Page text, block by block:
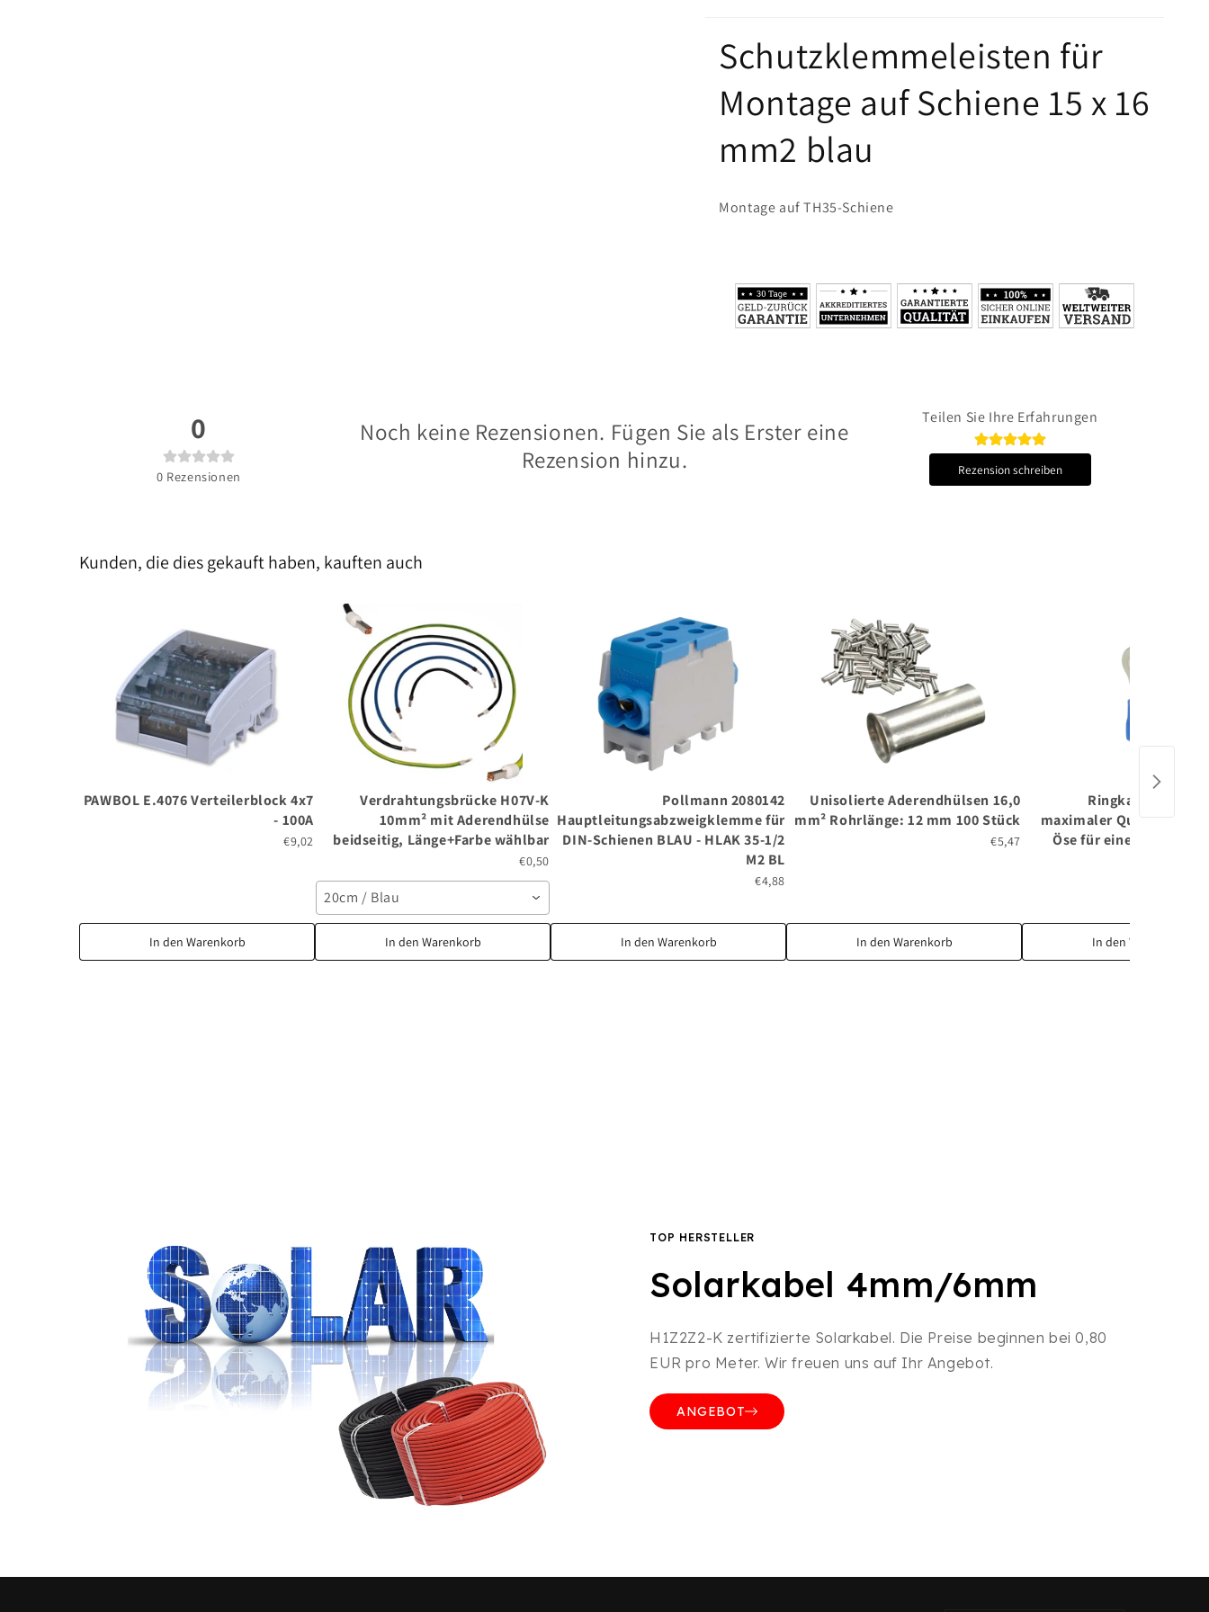
Schutzklemmeleisten für
Montage auf Schiene 15 x 16
mm2 blau
Montage auf TH35-Schiene
0
0 Rezensionen
Noch keine Rezensionen. Fügen Sie als Erster eine
Rezension hinzu.
Teilen Sie Ihre Erfahrungen
Rezension schreiben
Kunden, die dies gekauft haben, kauften auch
PAWBOL E.4076 Verteilerblock 4x7
- 100A
€9,02
In den Warenkorb
Verdrahtungsbrücke H07V-K
10mm² mit Aderendhülse
beidseitig, Länge+Farbe wählbar
€0,50
20cm / Blau
In den Warenkorb
Pollmann 2080142
Hauptleitungsabzweigklemme für
DIN-Schienen BLAU - HLAK 35-1/2
M2 BL
€4,88
In den Warenkorb
Unisolierte Aderendhülsen 16,0
mm² Rohrlänge: 12 mm 100 Stück
€5,47
In den Warenkorb
Ringkabelschuh,
maximaler Querschnitt
Öse für eine Schraube:
In den Warenkorb
TOP HERSTELLER
Solarkabel 4mm/6mm
H1Z2Z2-K zertifizierte Solarkabel. Die Preise beginnen bei 0,80
EUR pro Meter. Wir freuen uns auf Ihr Angebot.
ANGEBOT